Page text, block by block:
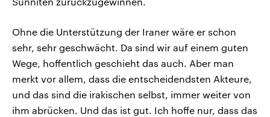
Ohne die Unterstützung der Iraner wäre er schon
sehr, sehr geschwächt. Da sind wir auf einem guten
Wege, hoffentlich geschieht das auch. Aber man
merkt vor allem, dass die entscheidendsten Akteure,
und das sind die irakischen selbst, immer weiter von
ihm abrücken. Und das ist gut. Ich hoffe nur, dass das